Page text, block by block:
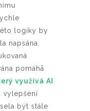
logiky by
napsána,
pomáhā
využívá AI
vylepšení
být stále